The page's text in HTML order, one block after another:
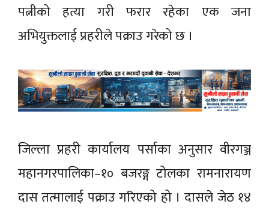
पत्नीको हत्या गरी फरार रहेका एक जना
अभियुक्तलाई प्रहरीले पक्राउ गरेको छ ।
जिल्ला प्रहरी कार्यालय पर्साका अनुसार वीरगञ्ज
महानगरपालिका–१० बजरङ्ग टोलका रामनारायण
दास तत्मालाई पक्राउ गरिएको हो । दासले जेठ १४